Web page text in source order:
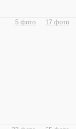
5 фото 17 фото